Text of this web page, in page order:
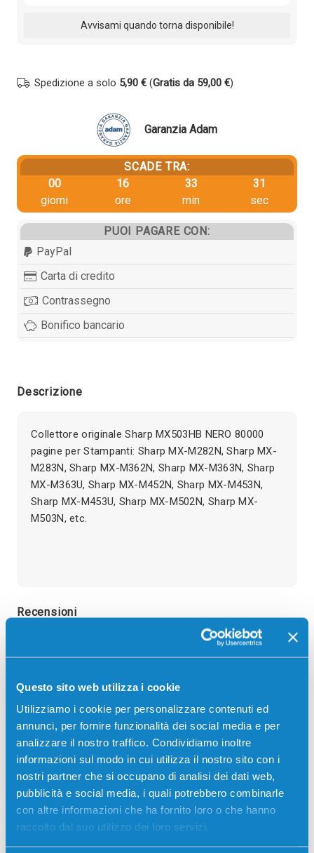
Questo sito web utilizza i cookie
Utilizziamo i cookie per personalizzare contenuti ed
annunci, per fornire funzionalità dei social media e per
analizzare il nostro traffico. Condividiamo inoltre
informazioni sul modo in cui utilizza il nostro sito con i
nostri partner che si occupano di analisi dei dati web,
pubblicità e social media, i quali potrebbero combinarle
con altre informazioni che ha fornito loro o che hanno
raccolto dal suo utilizzo dei loro servizi.
Spedizione a solo 5,90 € (Gratis da 59,00 €)
Garanzia Adam
SCADE TRA:
00
giorni
16
ore
33
min
31
sec
PUOI PAGARE CON:
PayPal
Carta di credito
Contrassegno
Bonifico bancario
Descrizione
Collettore originale Sharp MX503HB NERO 80000
pagine per Stampanti: Sharp MX-M282N, Sharp MX-
M283N, Sharp MX-M362N, Sharp MX-M363N, Sharp
MX-M363U, Sharp MX-M452N, Sharp MX-M453N,
Sharp MX-M453U, Sharp MX-M502N, Sharp MX-
M503N, etc.
Recensioni
Stampanti compatibili